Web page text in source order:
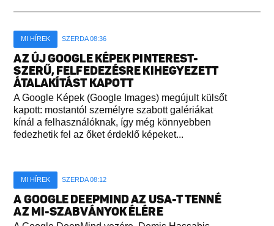
MI HÍREK SZERDA 08:36
AZ ÚJ GOOGLE KÉPEK PINTEREST-
SZERŰ, FELFEDEZÉSRE KIHEGYEZETT
ÁTALAKÍTÁST KAPOTT
A Google Képek (Google Images) megújult külsőt
kapott: mostantól személyre szabott galériákat
kínál a felhasználóknak, így még könnyebben
fedezhetik fel az őket érdeklő képeket...
MI HÍREK SZERDA 08:12
A GOOGLE DEEPMIND AZ USA-T TENNÉ
AZ MI-SZABVÁNYOK ÉLÉRE